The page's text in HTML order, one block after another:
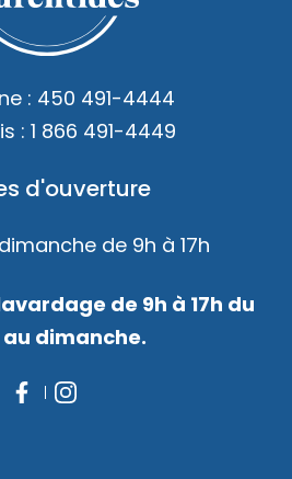
: 450 491-4444
: 1 866 491-4449
d'ouverture
de 9h à 17h
de 9h à 17h du
dimanche.